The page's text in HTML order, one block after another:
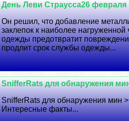
День Леви Страусса26 февраля
Он решил, что добавление
заклепок к наиболее нагруженной
одежды предотвратит
продлит срок службы одежды...
SnifferRats для обнаружения
SnifferRats для обнаружения мин >
Интересные факты...